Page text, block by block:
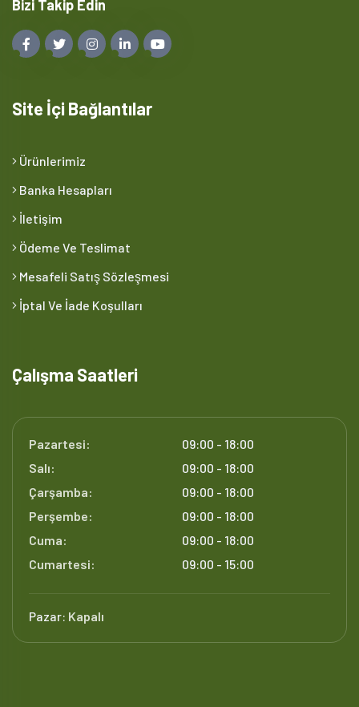
Bizi Takip Edin
Site İçi Bağlantılar
Ürünlerimiz
Banka Hesapları
İletişim
Ödeme Ve Teslimat
Mesafeli Satış Sözleşmesi
İptal Ve İade Koşulları
Çalışma Saatleri
Pazartesi:
09:00 - 18:00
Salı:
09:00 - 18:00
Çarşamba:
09:00 - 18:00
Perşembe:
09:00 - 18:00
Cuma:
09:00 - 18:00
Cumartesi:
09:00 - 15:00
Pazar: Kapalı